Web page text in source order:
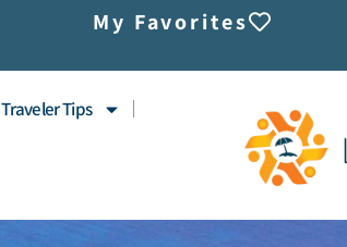
My Favorites
Traveler Tips